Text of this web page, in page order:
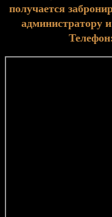
получается